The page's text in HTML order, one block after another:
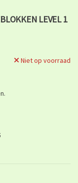
LEVEL 1
Niet op voorraad